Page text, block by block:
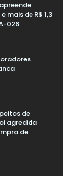
mais de R$ 1,3
026
de
agredida
de